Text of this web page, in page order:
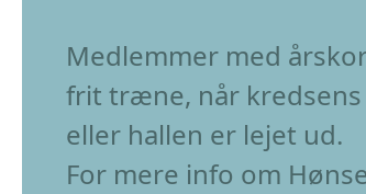
Medlemmer med
frit træne, når
eller hallen er lejet ud.
For mere info om